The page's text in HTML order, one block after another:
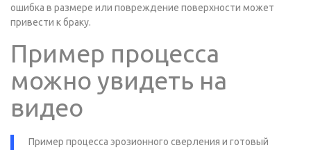
ошибка в размере или повреждение поверхности может
привести к браку.
Пример процесса
можно увидеть на
видео
Пример процесса эрозионного сверления и готовый